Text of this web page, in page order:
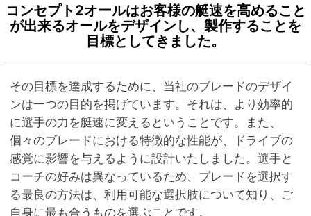
コンセプト2オールはお客様の艇速を高めること
が出来るオールをデザインし、 製作することを
目標としてきました。
その目標を達成するために、当社のブレードのデザイ
ンは一つの目的を掲げています。それは、より効率的
に選手の力を艇速に変えるということです。また、
個々のブレードにおける特徴的な性能が、ドライブの
感覚に影響を与えるように設計いたしました。選手と
コーチの好みは異なっているため、ブレードを選択す
る最良の方法は、利用可能な選択肢について知り、ご
自身に最も合うものを選ぶことです。